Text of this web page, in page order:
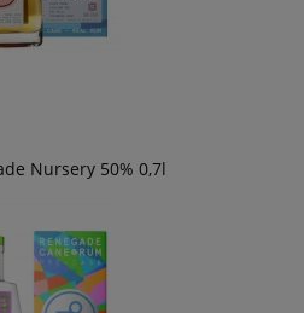
Nursery 50% 0,7l